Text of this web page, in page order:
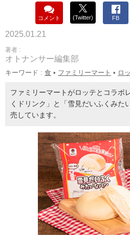
コメント (Twitter) FB
2025.01.21
著者 :
オトナンサー編集部
キーワード : 食 • ファミリーマート • ロ
ファミリーマートがロッテとコラボ
くドリンク」と「雪見だいふくみた
売しています。